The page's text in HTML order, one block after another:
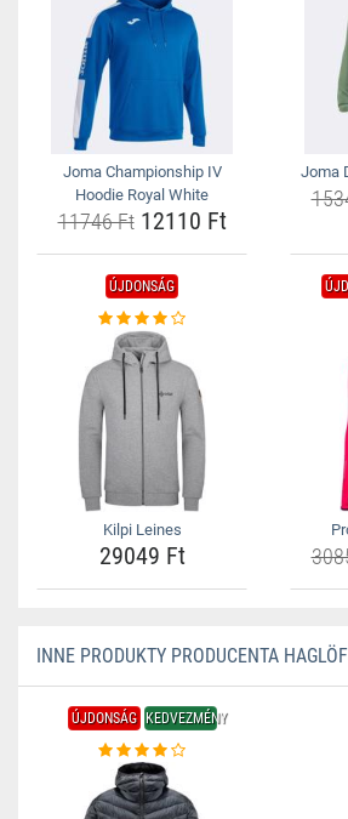
Joma Championship IV
Hoodie Royal White
11746 Ft12110 Ft
Joma
ÚJDONSÁG
Kilpi Leines
29049 Ft
INNE PRODUKTY PRODUCENTA
ÚJDONSÁG KEDVEZMÉNY